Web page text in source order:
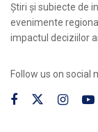
Știri și subiecte de
evenimente
impactul deciziilor
Follow us on social